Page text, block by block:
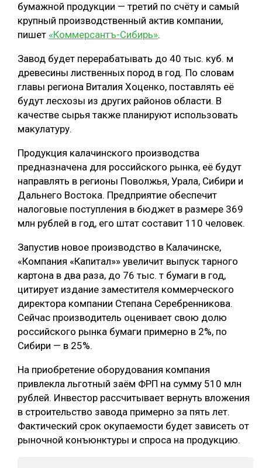
БЕЗОПАСНОЕ ПРОИЗВОДСТВО
СОРТИРОВКА ДРЕВЕСИНЫ
СУШКА ДРЕВЕСИНЫ
МЕБЕЛЬНОЕ ПРОИЗВОДСТВО
бумажной продукции — третий по счёту и самый
крупный производственный актив компании,
пишет «Коммерсантъ-Сибирь».
Завод будет перерабатывать до 40 тыс. куб. м
древесины лиственных пород в год. По словам
главы региона Виталия Хоценко, поставлять её
будут лесхозы из других районов области. В
качестве сырья также планируют использовать
макулатуру.
Продукция калачинского производства
предназначена для российского рынка, её будут
направлять в регионы Поволжья, Урала, Сибири и
Дальнего Востока. Предприятие обеспечит
налоговые поступления в бюджет в размере 369
млн рублей в год, его штат составит 110 человек.
Запустив новое производство в Калачинске,
«Компания «Капитал»» увеличит выпуск тарного
картона в два раза, до 76 тыс. т бумаги в год,
цитирует издание заместителя коммерческого
директора компании Степана Серебренникова.
Сейчас производитель оценивает свою долю
российского рынка бумаги примерно в 2%, по
Сибири — в 25%.
На приобретение оборудования компания
привлекла льготный заём ФРП на сумму 510 млн
рублей. Инвестор рассчитывает вернуть вложения
в строительство завода примерно за пять лет.
Фактический срок окупаемости будет зависеть от
рыночной конъюнктуры и спроса на продукцию.